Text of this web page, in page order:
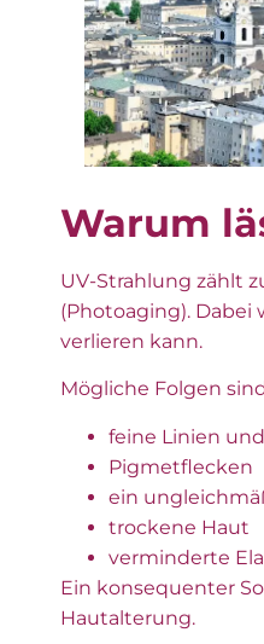
Warum
UV-Strahlung zählt
(Photoaging). Dabei
verlieren kann.
Mögliche Folgen
feine Linien
Pigmetflecken
ein
trockene Haut
verminderte
Ein konsequenter
Hautalterung.